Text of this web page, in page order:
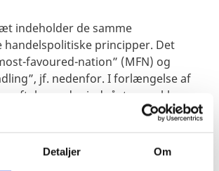
Detaljer Om
indeholder de samme
principper. Det
favoured-nation” (MFN) og
jf. nedenfor. I forlængelse af
aftaler er der indgået en række
om handel med varer. Eksempler
om handel med landbrugsvarer, om
om sundheds- og
og om tekniske